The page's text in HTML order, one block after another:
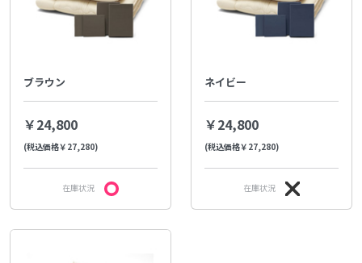
ブラウン
￥24,800
(税込価格￥27,280)
在庫状況
ネイビー
￥24,800
(税込価格￥27,280)
在庫状況